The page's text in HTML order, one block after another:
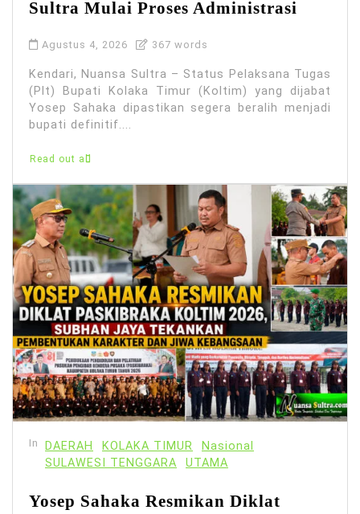
Sultra Mulai Proses Administrasi
Agustus 4, 2026 367 words
Kendari, Nuansa Sultra – Status Pelaksana Tugas
(Plt) Bupati Kolaka Timur (Koltim) yang dijabat
Yosep Sahaka dipastikan segera beralih menjadi
bupati definitif....
Read out all
In DAERAH KOLAKA TIMUR
Nasional
SULAWESI TENGGARA
UTAMA
Yosep Sahaka Resmikan Diklat